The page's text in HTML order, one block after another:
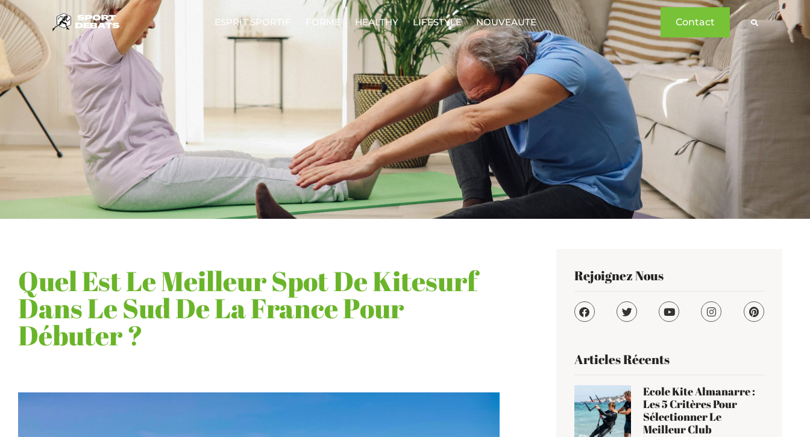
ESPRIT SPORTIF FORME HEALTHY LIFESTYLE NOUVEAUTE Contact
Quel Est Le Meilleur Spot De Kitesurf
Dans Le Sud De La France Pour
Débuter ?
Rejoignez Nous
Articles Récents
Ecole Kite Almanarre :
Les 5 Critères Pour
Sélectionner Le
Meilleur Club